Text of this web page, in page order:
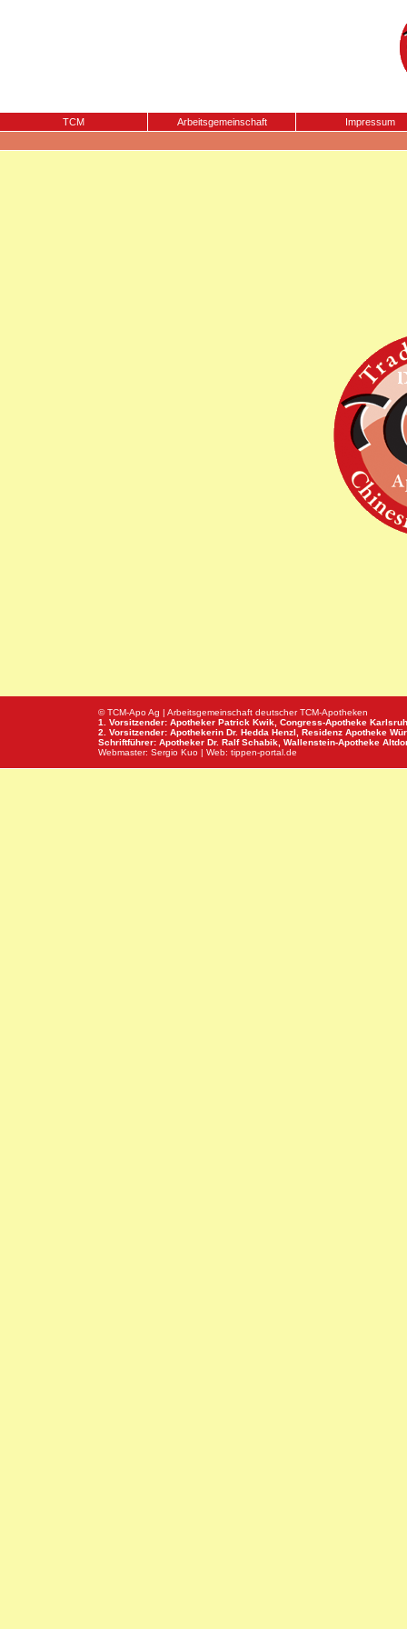
TCM Arbeitsgemeinschaft Impressum
© TCM-Apo Ag | Arbeitsgemeinschaft deutscher TCM-Apotheken
1. Vorsitzender: Apotheker Patrick Kwik, Congress-Apotheke
2. Vorsitzender: Apothekerin Dr. Hedda Henzl, Residenz Apotheke
Schriftführer: Apotheker Dr. Ralf Schabik, Wallenstein-Apotheke
Webmaster: Sergio Kuo | Web: tippen-portal.de